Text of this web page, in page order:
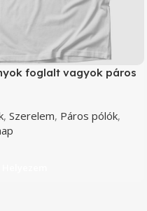
foglalt vagyok páros
, Szerelem, Páros pólók,